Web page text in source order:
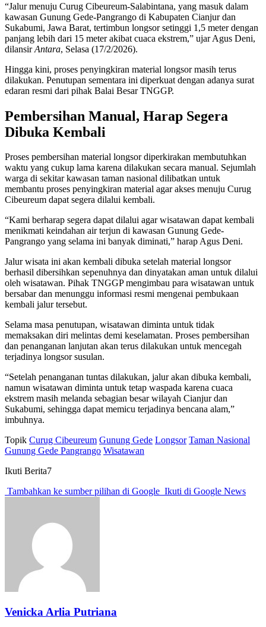
“Jalur menuju Curug Cibeureum-Salabintana, yang masuk dalam
kawasan Gunung Gede-Pangrango di Kabupaten Cianjur dan
Sukabumi, Jawa Barat, tertimbun longsor setinggi 1,5 meter dengan
panjang lebih dari 15 meter akibat cuaca ekstrem,” ujar Agus Deni,
dilansirAntara, Selasa (17/2/2026).
Hingga kini, proses penyingkiran material longsor masih terus
dilakukan. Penutupan sementara ini diperkuat dengan adanya surat
edaran resmi dari pihak Balai Besar TNGGP.
Pembersihan Manual, Harap Segera
Dibuka Kembali
Proses pembersihan material longsor diperkirakan membutuhkan
waktu yang cukup lama karena dilakukan secara manual. Sejumlah
warga di sekitar kawasan taman nasional dilibatkan untuk
membantu proses penyingkiran material agar akses menuju Curug
Cibeureum dapat segera dilalui kembali.
“Kami berharap segera dapat dilalui agar wisatawan dapat kembali
menikmati keindahan air terjun di kawasan Gunung Gede-
Pangrango yang selama ini banyak diminati,” harap Agus Deni.
Jalur wisata ini akan kembali dibuka setelah material longsor
berhasil dibersihkan sepenuhnya dan dinyatakan aman untuk dilalui
oleh wisatawan. Pihak TNGGP mengimbau para wisatawan untuk
bersabar dan menunggu informasi resmi mengenai pembukaan
kembali jalur tersebut.
Selama masa penutupan, wisatawan diminta untuk tidak
memaksakan diri melintas demi keselamatan. Proses pembersihan
dan penanganan lanjutan akan terus dilakukan untuk mencegah
terjadinya longsor susulan.
“Setelah penanganan tuntas dilakukan, jalur akan dibuka kembali,
namun wisatawan diminta untuk tetap waspada karena cuaca
ekstrem masih melanda sebagian besar wilayah Cianjur dan
Sukabumi, sehingga dapat memicu terjadinya bencana alam,”
imbuhnya.
Topik Curug Cibeureum Gunung Gede Longsor Taman Nasional
Gunung Gede Pangrango Wisatawan
Ikuti Berita7
Tambahkan ke sumber pilihan di Google Ikuti di Google News
Venicka Arlia Putriana